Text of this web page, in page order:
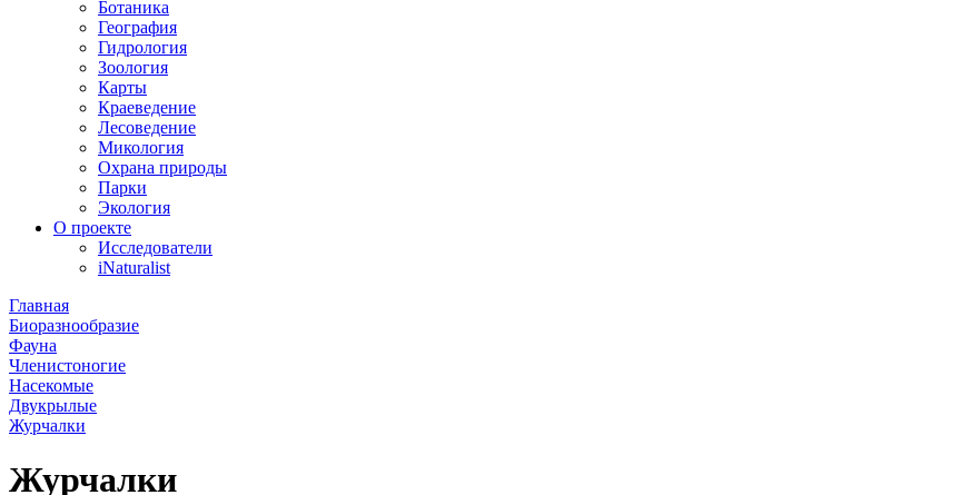
Ботаника
География
Гидрология
Зоология
Карты
Краеведение
Лесоведение
Микология
Охрана природы
Парки
Экология
О проекте
Исследователи
iNaturalist
Главная
Биоразнообразие
Фауна
Членистоногие
Насекомые
Двукрылые
Журчалки
Журчалки